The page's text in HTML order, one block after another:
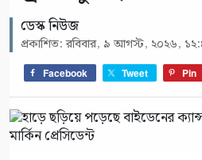
ডেস্ক নিউজ
প্রকাশিত: রবিবার, ৯ আগস্ট, ২০২৬,
Facebook Tweet Pin